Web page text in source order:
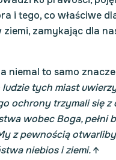
i tego, co właściwe
ziemi, zamykając dla
niemal to samo
tych miast
ochrony trzymali się z
wobec Boga, pełni
z pewnością
niebios i ziemi.↑